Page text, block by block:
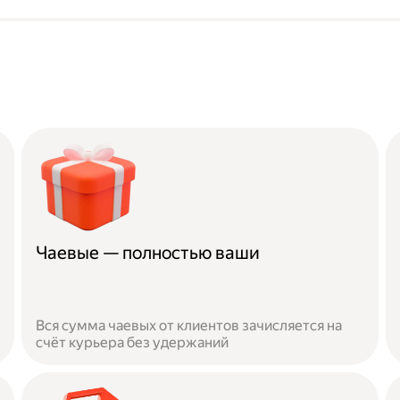
Чаевые — полностью ваши
Вся сумма чаевых от клиентов зачисляется на
счёт курьера без удержаний